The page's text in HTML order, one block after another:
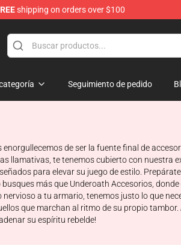
shipping on orders over $100
Seguimiento de pedido
de ser la fuente final de
llamativas, te tenemos cubierto con nuestra
para elevar su juego de estilo.
más que Underoath Accesorios,
a tu armario, tenemos justo lo que
que marchan al ritmo de su propio
su espíritu rebelde!